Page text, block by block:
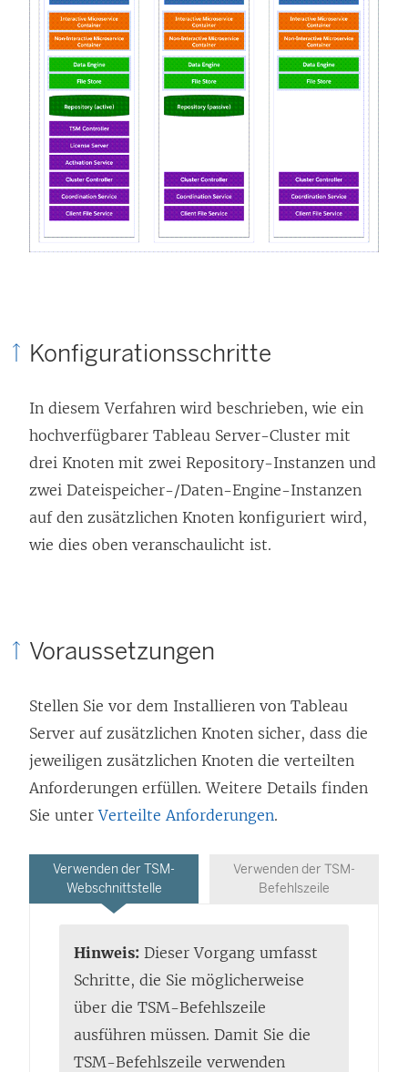
Konfigurationsschritte
In diesem Verfahren wird beschrieben, wie ein
hochverfügbarer Tableau Server-Cluster mit
drei Knoten mit zwei Repository-Instanzen und
zwei Dateispeicher-/Daten-Engine-Instanzen
auf den zusätzlichen Knoten konfiguriert wird,
wie dies oben veranschaulicht ist.
Voraussetzungen
Stellen Sie vor dem Installieren von Tableau
Server auf zusätzlichen Knoten sicher, dass die
jeweiligen zusätzlichen Knoten die verteilten
Anforderungen erfüllen. Weitere Details finden
Sie unterVerteilte Anforderungen.
Verwenden der TSM-
Webschnittstelle
Verwenden der TSM-
Befehlszeile
Hinweis: Dieser Vorgang umfasst
Schritte, die Sie möglicherweise
über die TSM-Befehlszeile
ausführen müssen. Damit Sie die
TSM-Befehlszeile verwenden